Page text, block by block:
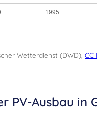
Wetterdienst (DWD), CC
PV-Ausbau in